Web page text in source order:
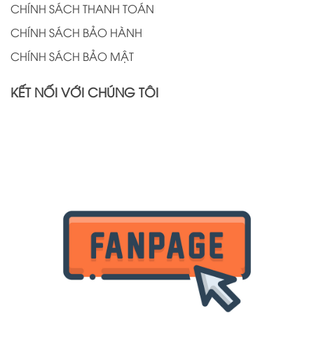
CHÍNH SÁCH THANH TOÁN
CHÍNH SÁCH BẢO HÀNH
CHÍNH SÁCH BẢO MẬT
KẾT NỐI VỚI CHÚNG TÔI